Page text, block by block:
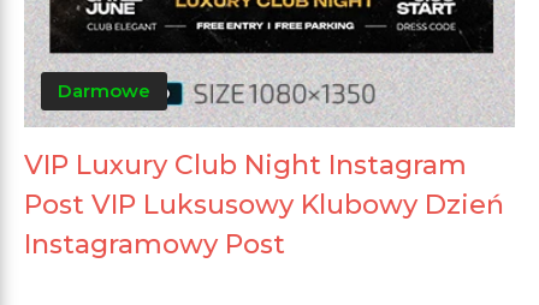
Darmowe
VIP Luxury Club Night Instagram
Post VIP Luksusowy Klubowy Dzień
Instagramowy Post